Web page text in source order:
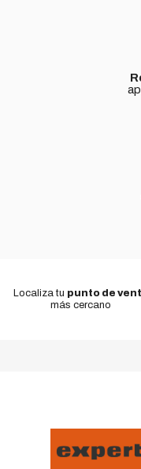
Localiza tu punto de
más cercano